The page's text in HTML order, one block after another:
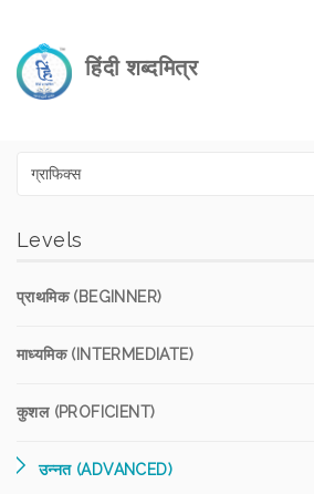
हिंदी शब्दमित्र
Levels
प्राथमिक (BEGINNER)
माध्यमिक (INTERMEDIATE)
कुशल (PROFICIENT)
उन्नत (ADVANCED)